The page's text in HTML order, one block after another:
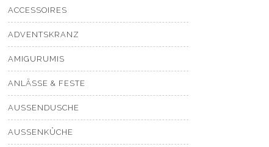
ACCESSOIRES
ADVENTSKRANZ
AMIGURUMIS
ANLÄSSE & FESTE
AUSSENDUSCHE
AUSSENKÜCHE